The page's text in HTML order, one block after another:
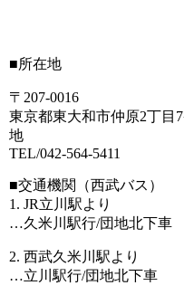
■所在地
〒207-0016
東京都東大和市仲原2丁目
地
TEL/042-564-5411
■交通機関（西武バス）
1. JR立川駅より
…久米川駅行/団地北下車
2. 西武久米川駅より
…立川駅行/団地北下車